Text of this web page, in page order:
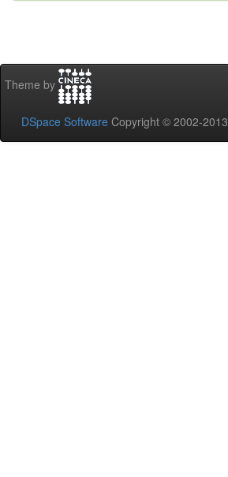
Theme by
DSpace Software Copyright © 2002-2013